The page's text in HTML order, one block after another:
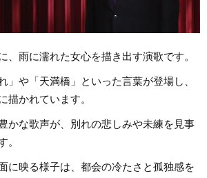
、雨に濡れた女心を描き出す演歌です。
」や「天満橋」といった言葉が登場し、
描かれています。
かな歌声が、別れの悲しみや未練を見事
。
に映る様子は、都会の冷たさと孤独感を